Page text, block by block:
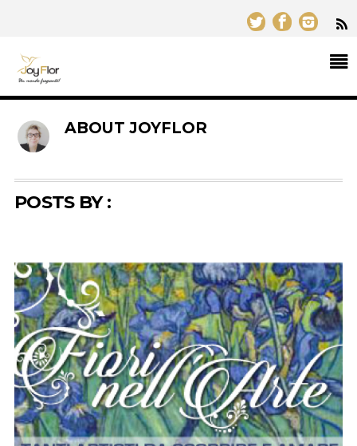
ABOUT JOYFLOR
POSTS BY :